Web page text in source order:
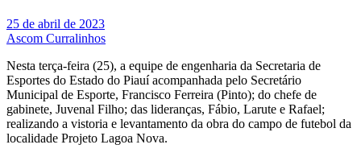
25 de abril de 2023
Ascom Curralinhos
Nesta terça-feira (25), a equipe de engenharia da Secretaria de
Esportes do Estado do Piauí acompanhada pelo Secretário
Municipal de Esporte, Francisco Ferreira (Pinto); do chefe de
gabinete, Juvenal Filho; das lideranças, Fábio, Larute e Rafael;
realizando a vistoria e levantamento da obra do campo de futebol da
localidade Projeto Lagoa Nova.